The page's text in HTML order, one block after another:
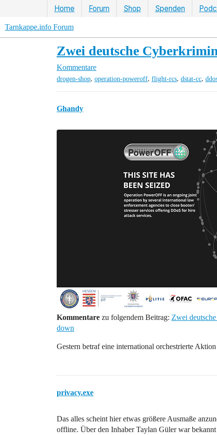
Home Forum Shop Spenden
Tarnkappe.info Forum
Zwei deutsche
Kommentare
drogen-shop, operation-poweroff, flight-rcs, dstat-cc,
Ghandy
Kommentare zu folgendem Beitrag: Zwei
down
Gestern betraf eine international orchestrierte
privacy.exe
Das alles scheint hier etwas größere Ausmaße
offline. Über den Inhaber Taylan Güler war